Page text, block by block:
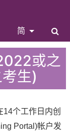
简
或之
生)
个工作日内创
Portal)帐户发